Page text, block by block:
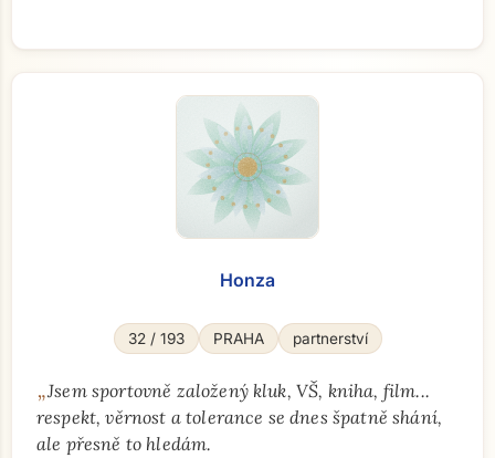
Honza
32 / 193 PRAHA partnerství
„Jsem sportovně založený kluk, VŠ, kniha, film...
respekt, věrnost a tolerance se dnes špatně shání,
ale přesně to hledám.